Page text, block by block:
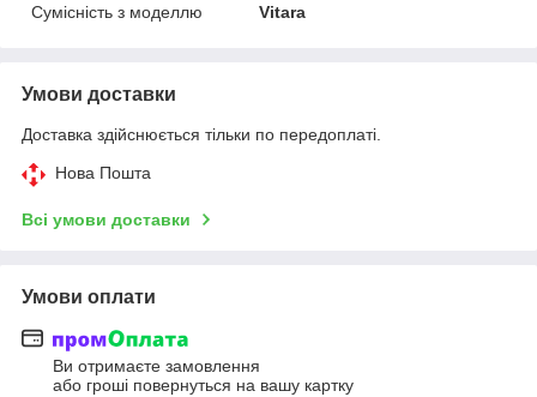
Сумісність з моделлю
Vitara
Умови доставки
Доставка здійснюється тільки по передоплаті.
Нова Пошта
Всі умови доставки
Умови оплати
Ви отримаєте замовлення
або гроші повернуться на вашу картку